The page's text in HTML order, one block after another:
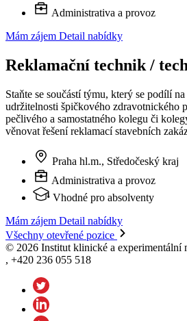
Administrativa a provoz
Mám zájem Detail nabídky
Reklamační technik /
Staňte se součástí týmu, který se podílí
udržitelnosti špičkového zdravotnického
pečlivého a samostatného kolegu či
věnovat řešení reklamací stavebních
Praha hl.m., Středočeský kraj
Administrativa a provoz
Vhodné pro absolventy
Mám zájem Detail nabídky
Všechny otevřené pozice
© 2026 Institut klinické a experimentální
, +420 236 055 518